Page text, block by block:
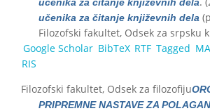
učenika za čitanje književnih dela
Filozofski fakultet, Odsek za srpsku
Google Scholar BibTeX RTF Tagged
RIS
Filozofski fakultet, Odsek za filozofiju
PRIPREMNE NASTAVE ZA